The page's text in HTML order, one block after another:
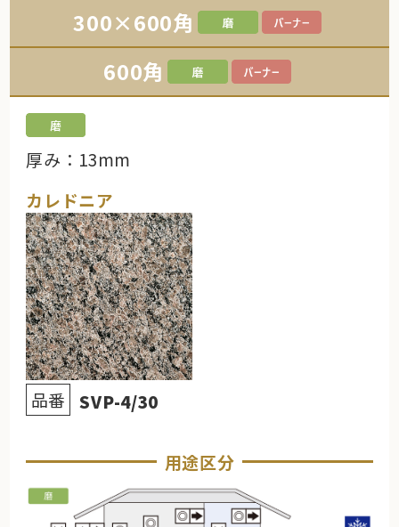
300×600角
600角
厚み：13mm
カレドニア
品番 SVP-4/30
用途区分